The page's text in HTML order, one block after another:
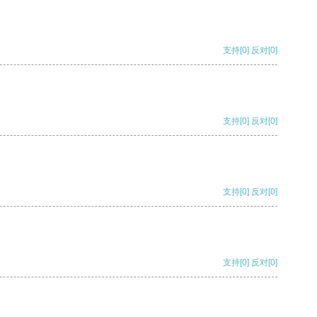
支持[0] 反对[0]
支持[0] 反对[0]
支持[0] 反对[0]
支持[0] 反对[0]